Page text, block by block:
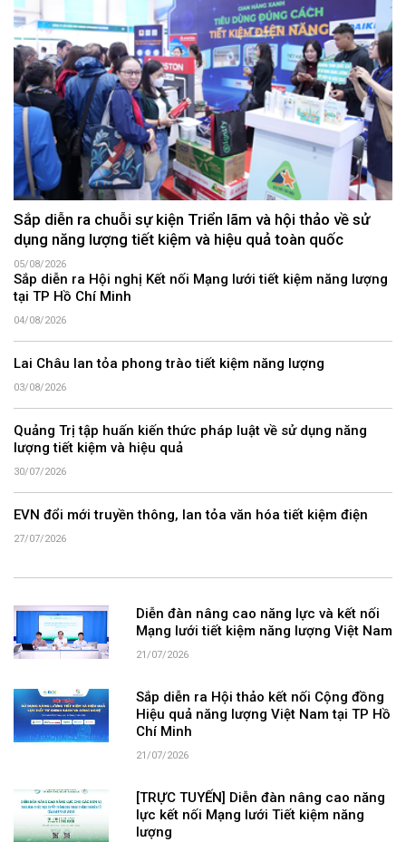
Sắp diễn ra chuỗi sự kiện Triển lãm và hội thảo về sử
dụng năng lượng tiết kiệm và hiệu quả toàn quốc
05/08/2026
Sắp diễn ra Hội nghị Kết nối Mạng lưới tiết kiệm năng lượng
tại TP Hồ Chí Minh
04/08/2026
Lai Châu lan tỏa phong trào tiết kiệm năng lượng
03/08/2026
Quảng Trị tập huấn kiến thức pháp luật về sử dụng năng
lượng tiết kiệm và hiệu quả
30/07/2026
EVN đổi mới truyền thông, lan tỏa văn hóa tiết kiệm điện
27/07/2026
Diễn đàn nâng cao năng lực và kết nối
Mạng lưới tiết kiệm năng lượng Việt Nam
21/07/2026
Sắp diễn ra Hội thảo kết nối Cộng đồng
Hiệu quả năng lượng Việt Nam tại TP Hồ
Chí Minh
21/07/2026
[TRỰC TUYẾN] Diễn đàn nâng cao năng
lực kết nối Mạng lưới Tiết kiệm năng
lượng